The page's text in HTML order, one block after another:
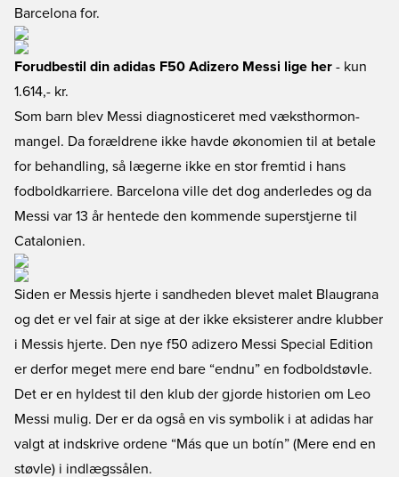
Barcelona for.
Forudbestil din adidas F50 Adizero Messi lige her - kun
1.614,- kr.
Som barn blev Messi diagnosticeret med væksthormon-
mangel. Da forældrene ikke havde økonomien til at betale
for behandling, så lægerne ikke en stor fremtid i hans
fodboldkarriere. Barcelona ville det dog anderledes og da
Messi var 13 år hentede den kommende superstjerne til
Catalonien.
Siden er Messis hjerte i sandheden blevet malet Blaugrana
og det er vel fair at sige at der ikke eksisterer andre klubber
i Messis hjerte. Den nye f50 adizero Messi Special Edition
er derfor meget mere end bare “endnu” en fodboldstøvle.
Det er en hyldest til den klub der gjorde historien om Leo
Messi mulig. Der er da også en vis symbolik i at adidas har
valgt at indskrive ordene “Más que un botín” (Mere end en
støvle) i indlægssålen.